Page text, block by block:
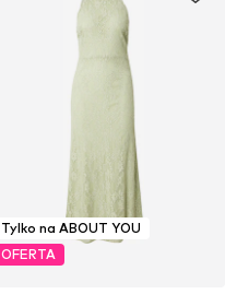
Tylko na ABOUT YOU
OFERTA